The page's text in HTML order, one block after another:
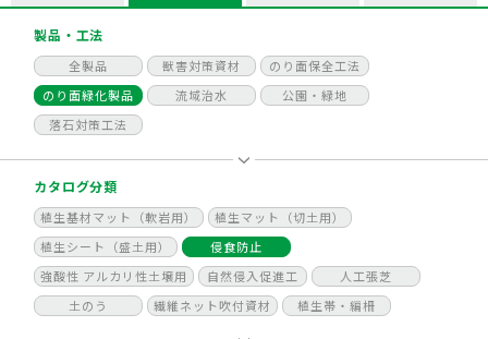
製品・工法
全製品 獣害対策資材
のり面保全工法
のり面緑化製品
流域治水
公園・緑地
落石対策工法
カタログ分類
植生基材マット（軟岩用）
植生マット（切土用）
植生シート（盛土用）
侵食防止
強酸性 アルカリ性土壌用
自然侵入促進工
人工張芝
土のう
繊維ネット吹付資材 植生帯・編柵